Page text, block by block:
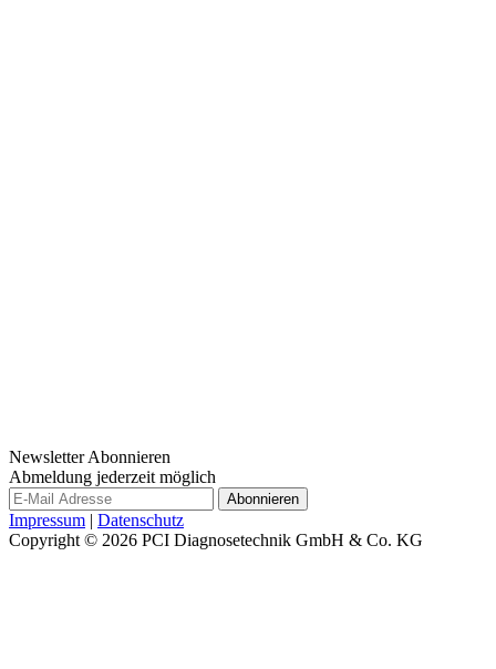
Newsletter Abonnieren
Abmeldung jederzeit möglich
Impressum | Datenschutz
Copyright © 2026 PCI Diagnosetechnik GmbH & Co. KG